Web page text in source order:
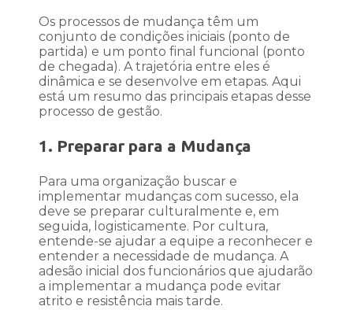
Os processos de mudança têm um
conjunto de condições iniciais (ponto de
partida) e um ponto final funcional (ponto
de chegada). A trajetória entre eles é
dinâmica e se desenvolve em etapas. Aqui
está um resumo das principais etapas desse
processo de gestão.
1. Preparar para a Mudança
Para uma organização buscar e
implementar mudanças com sucesso, ela
deve se preparar culturalmente e, em
seguida, logisticamente. Por cultura,
entende-se ajudar a equipe a reconhecer e
entender a necessidade de mudança. A
adesão inicial dos funcionários que ajudarão
a implementar a mudança pode evitar
atrito e resistência mais tarde.